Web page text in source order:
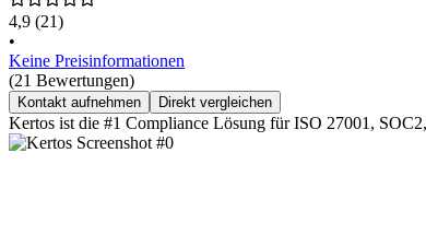
4,9 (21)
•
Keine Preisinformationen
(21 Bewertungen)
Kontakt aufnehmen Direkt vergleichen
Kertos ist die #1 Compliance Lösung für ISO 27001,